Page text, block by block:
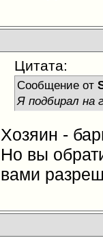
Цитата:
Сообщение от
Я подбирал на
Хозяин -
Но вы
вами